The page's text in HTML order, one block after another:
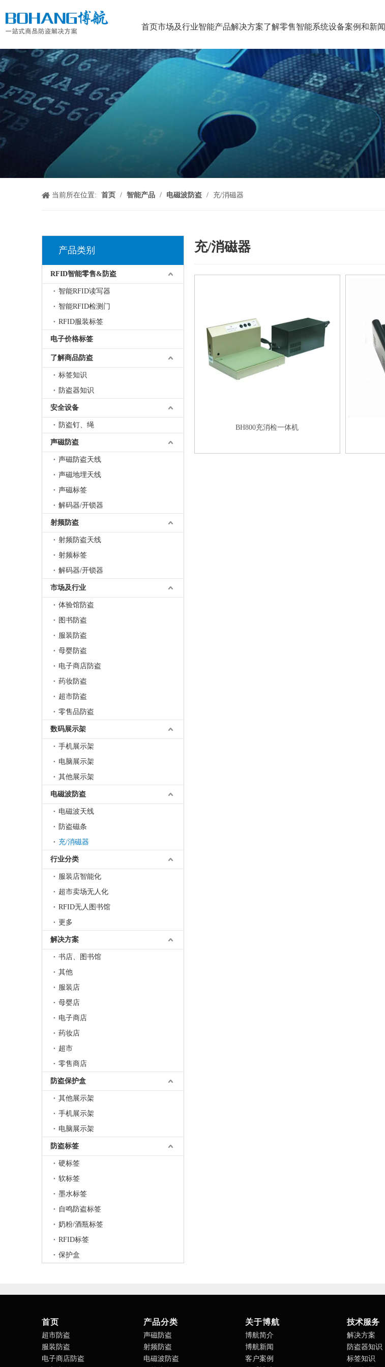
首页市场及行业智能产品解决方案了解零售智能系统设备案例和新闻
当前所在位置: 首页 / 智能产品 / 电磁波防盗 / 充/消磁器
产品类别
RFID智能零售&防盗
智能RFID读写器
智能RFID检测门
RFID服装标签
电子价格标签
了解商品防盗
标签知识
防盗器知识
安全设备
防盗钉、绳
声磁防盗
声磁防盗天线
声磁地埋天线
声磁标签
解码器/开锁器
射频防盗
射频防盗天线
射频标签
解码器/开锁器
市场及行业
体验馆防盗
图书防盗
服装防盗
母婴防盗
电子商店防盗
药妆防盗
超市防盗
零售品防盗
数码展示架
手机展示架
电脑展示架
其他展示架
电磁波防盗
电磁波天线
防盗磁条
充/消磁器
行业分类
服装店智能化
超市卖场无人化
RFID无人图书馆
更多
解决方案
书店、图书馆
其他
服装店
母婴店
电子商店
药妆店
超市
零售商店
防盗保护盒
其他展示架
手机展示架
电脑展示架
防盗标签
硬标签
软标签
墨水标签
自鸣防盗标签
奶粉/酒瓶标签
RFID标签
保护盒
充/消磁器
BH800充消检一体机
首页
超市防盗
服装防盗
电子商店防盗
产品分类
声磁防盗
射频防盗
电磁波防盗
关于博航
博航简介
博航新闻
客户案例
技术服务
解决方案
防盗器知识
标签知识